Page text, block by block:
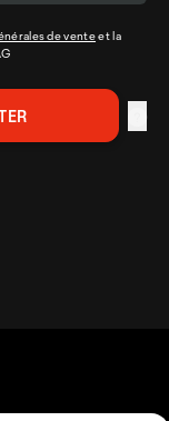
de venteet la